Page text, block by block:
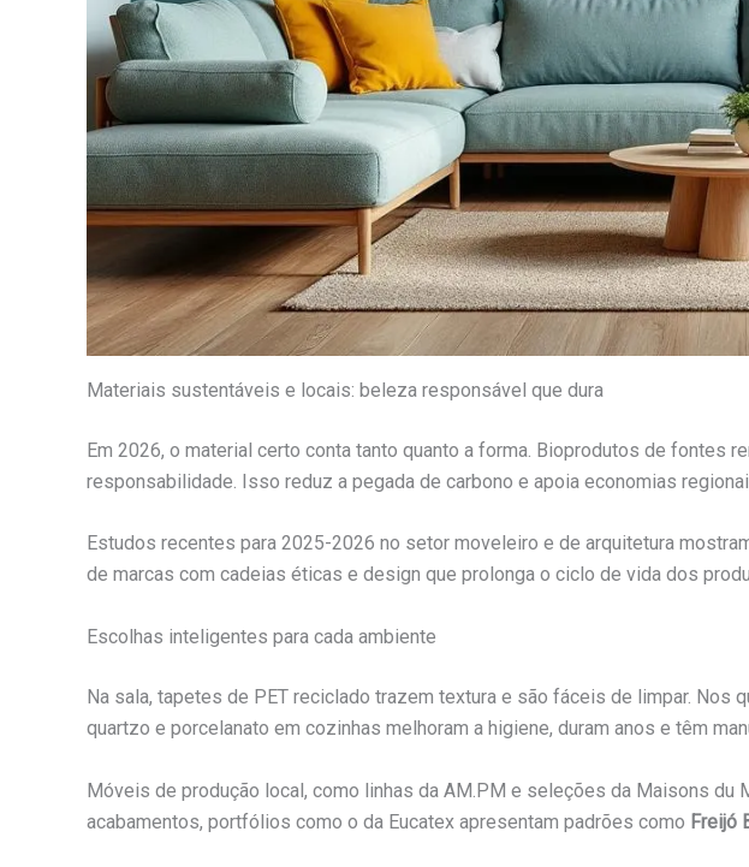
Materiais sustentáveis e locais: beleza responsável que dura
Em 2026, o material certo conta tanto quanto a forma. Bioprodutos de fontes
responsabilidade. Isso reduz a pegada de carbono e apoia economias
Estudos recentes para 2025-2026 no setor moveleiro e de arquitetura
de marcas com cadeias éticas e design que prolonga o ciclo de vida dos
Escolhas inteligentes para cada ambiente
Na sala, tapetes de PET reciclado trazem textura e são fáceis de limpar.
quartzo e porcelanato em cozinhas melhoram a higiene, duram anos e têm
Móveis de produção local, como linhas da AM.PM e seleções da Maisons
acabamentos, portfólios como o da Eucatex apresentam padrões como Freijó